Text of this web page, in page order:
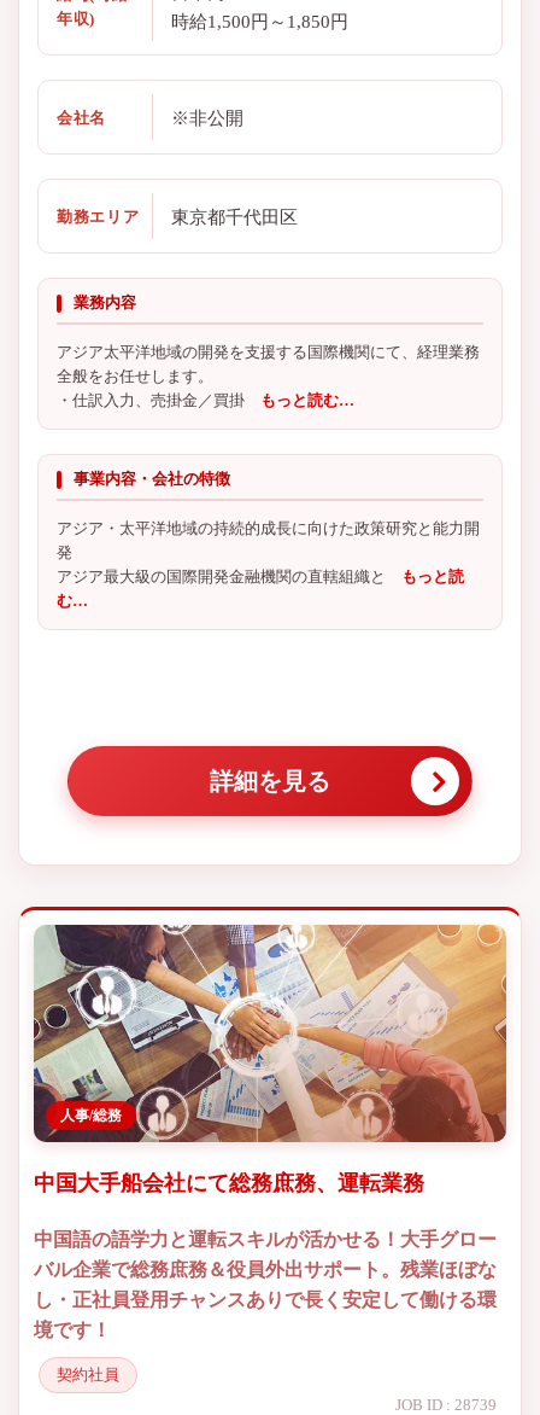
年収)
時給1,500円～1,850円
会社名 ※非公開
勤務エリア 東京都千代田区
業務内容
アジア太平洋地域の開発を支援する国際機関にて、経理業務
全般をお任せします。
・仕訳入力、売掛金／買掛 もっと読む…
事業内容・会社の特徴
アジア・太平洋地域の持続的成長に向けた政策研究と能力開
発
アジア最大級の国際開発金融機関の直轄組織と
もっと読
む…
詳細を見る
人事/総務
中国大手船会社にて総務庶務、運転業務
中国語の語学力と運転スキルが活かせる！大手グロー
バル企業で総務庶務＆役員外出サポート。残業ほぼな
し・正社員登用チャンスありで長く安定して働ける環
境です！
契約社員
JOB ID : 28739